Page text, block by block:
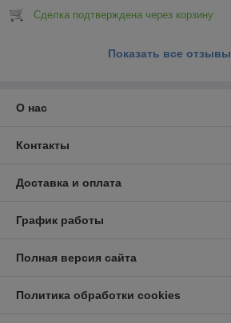
Сделка подтверждена через корзину
Показать все отзывы
О нас
Контакты
Доставка и оплата
График работы
Полная версия сайта
Политика обработки cookies